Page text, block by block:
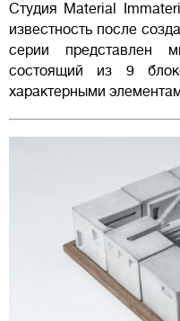
Студия Material
известность после
серии представлен
состоящий из 9
характерными